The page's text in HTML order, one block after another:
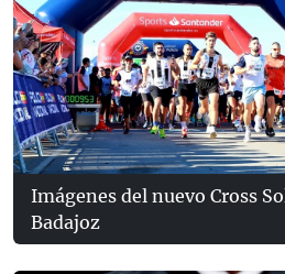
Imágenes del nuevo Cross
Badajoz